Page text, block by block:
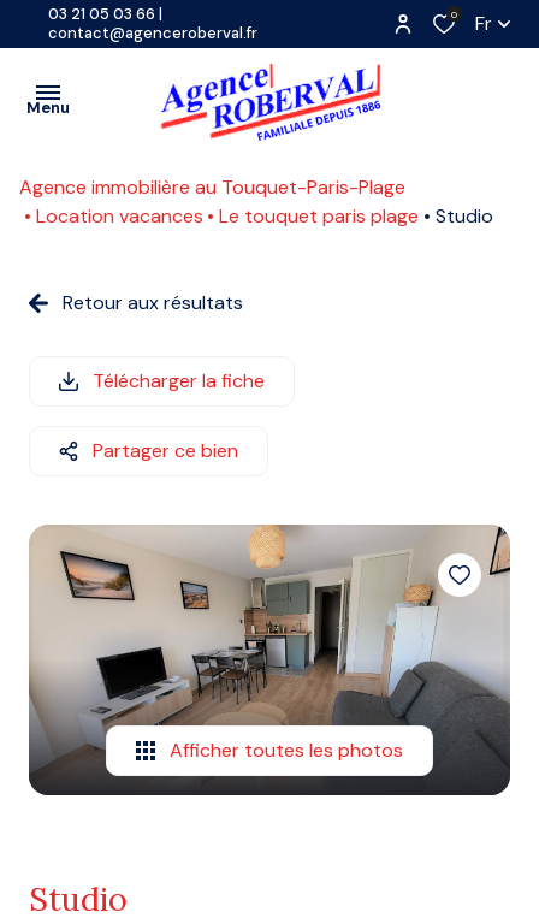
03 21 05 03 66 |
contact@agenceroberval.fr
0 Fr
Menu
VENTES
L'ANNÉE
COMMERCE
CONTACT
Agence immobilière au Touquet-Paris-Plage
Location vacances
Le touquet paris plage Studio
Retour aux résultats
Télécharger la fiche
Partager ce bien
Afficher toutes les photos
Studio